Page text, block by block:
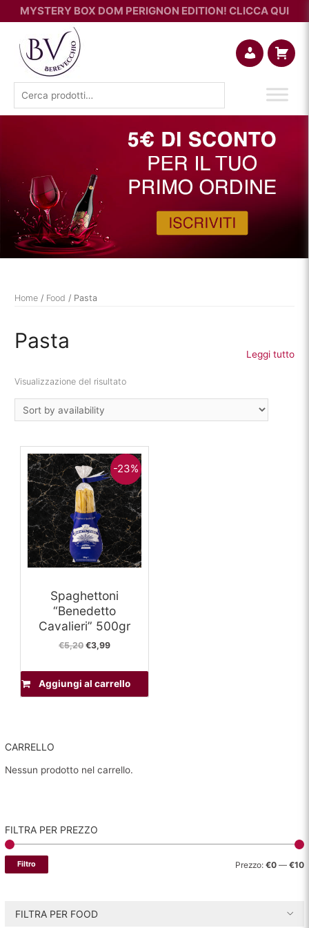
MYSTERY BOX DOM PERIGNON EDITION! CLICCA QUI
Cerca:
CARRELLO
Nessun prodotto nel carrello.
FILTRA PER PREZZO
PP
Filtro Prezzo: €0— €10
FILTRA PER FOOD
Home / Food / Pasta
Pasta
Leggi tutto
Visualizzazione del risultato
-23%
Spaghettoni
“Benedetto
Cavalieri” 500gr
€5,20 Il
era:
€5,20.
€3,99Il
€3,99.
Aggiungi al carrello